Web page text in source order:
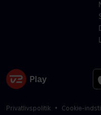
Privatlivspolitik Cookie-